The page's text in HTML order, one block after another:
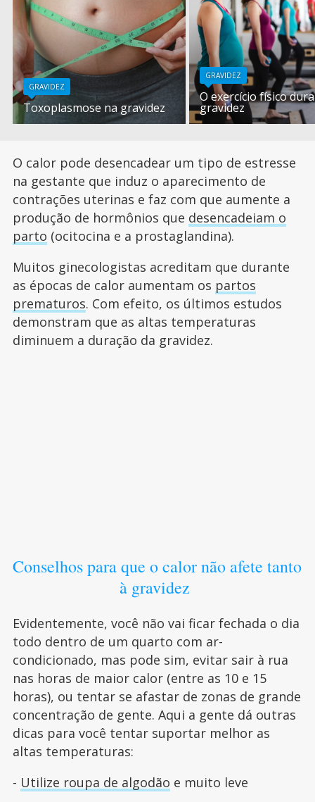
GRAVIDEZ
Toxoplasmose na gravidez
GRAVIDEZ
O exercício físico
gravidez
O calor pode desencadear um tipo de estresse
na gestante que induz o aparecimento de
contrações uterinas e faz com que aumente a
produção de hormônios que desencadeiam o
parto (ocitocina e a prostaglandina).
Muitos ginecologistas acreditam que durante
as épocas de calor aumentam os partos
prematuros. Com efeito, os últimos estudos
demonstram que as altas temperaturas
diminuem a duração da gravidez.
Conselhos para que o calor não afete tanto
à gravidez
Evidentemente, você não vai ficar fechada o dia
todo dentro de um quarto com ar-
condicionado, mas pode sim, evitar sair à rua
nas horas de maior calor (entre as 10 e 15
horas), ou tentar se afastar de zonas de grande
concentração de gente. Aqui a gente dá outras
dicas para você tentar suportar melhor as
altas temperaturas:
- Utilize roupa de algodão e muito leve